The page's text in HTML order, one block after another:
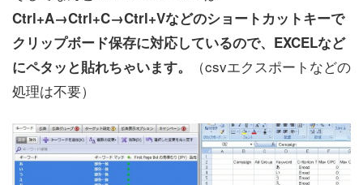
Ctrl+A→Ctrl+C→Ctrl+Vなどのショートカットキーで
クリップボード保存に対応しているので、EXCELなど
にペタッと貼れちゃいます。
（csvエクスポートなどの
処理は不要）